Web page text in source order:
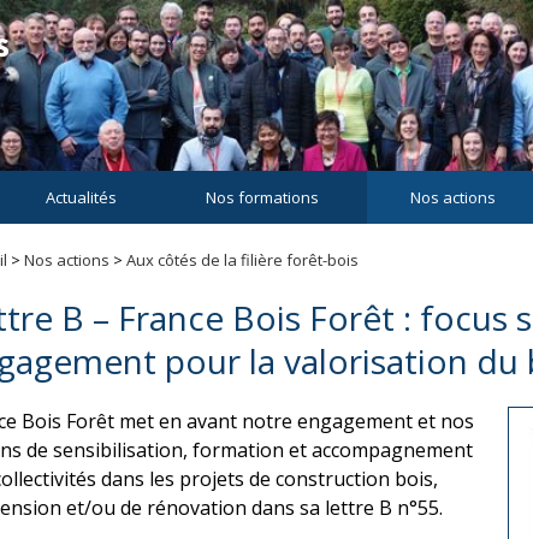
Actualités Nos formations Nos actions
> Nos actions > Aux côtés de la filière forêt-bois
B – France Bois Forêt : focus
pour la valorisation du
Bois Forêt met en avant notre engagement et nos
de sensibilisation, formation et accompagnement
dans les projets de construction bois,
et/ou de rénovation dans sa lettre B n°55.